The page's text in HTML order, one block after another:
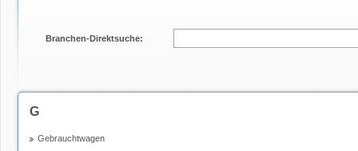
Branchen-Direktsuche:
G
Gebrauchtwagen